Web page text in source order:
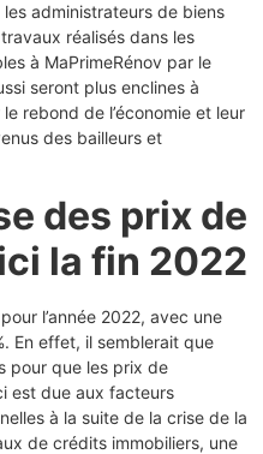
administrateurs de biens
réalisés dans les
à MaPrimeRénov par le
seront plus enclines à
rebond de l’économie et leur
des bailleurs et
des prix de
la fin 2022
l’année 2022, avec une
En effet, il semblerait que
pour que les prix de
est due aux facteurs
à la suite de la crise de la
de crédits immobiliers, une